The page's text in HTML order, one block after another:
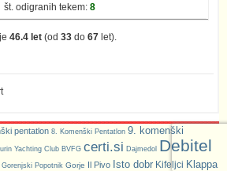
št. odigranih tekem: 8
46.4 let (od 33 do 67 let).
pentatlon 8. Komenški Pentatlon 9. komenški
Yachting Club BVFG certi.si Dajmedol Debitel
Gorenjski Popotnik Gorje Il Pivo Isto dobr Kifeljci Klappa